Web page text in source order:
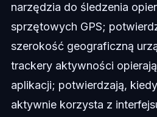
narzędzia do śledzenia
sprzętowych GPS;
szerokość geograficzną
trackery aktywności
aplikacji; potwierdzają,
aktywnie korzysta z